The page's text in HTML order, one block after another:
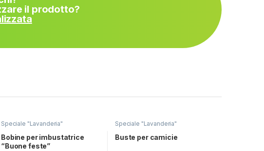
il prodotto?
Speciale "Lavanderia"
Bobine per imbustatrice
“Buone feste”
Speciale "Lavanderia"
Buste per camicie